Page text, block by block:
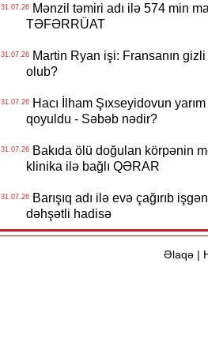
31.07.26Mənzil təmiri adı ilə 574 min
TƏFƏRRÜAT
31.07.26Martin Ryan işi: Fransanın gizli
olub?
31.07.26Hacı İlham Şıxseyidovun
qoyuldu - Səbəb nədir?
31.07.26Bakıda ölü doğulan körpənin
klinika ilə bağlı QƏRAR
31.07.26Barışıq adı ilə evə çağırıb
dəhşətli hadisə
Əlaqə|